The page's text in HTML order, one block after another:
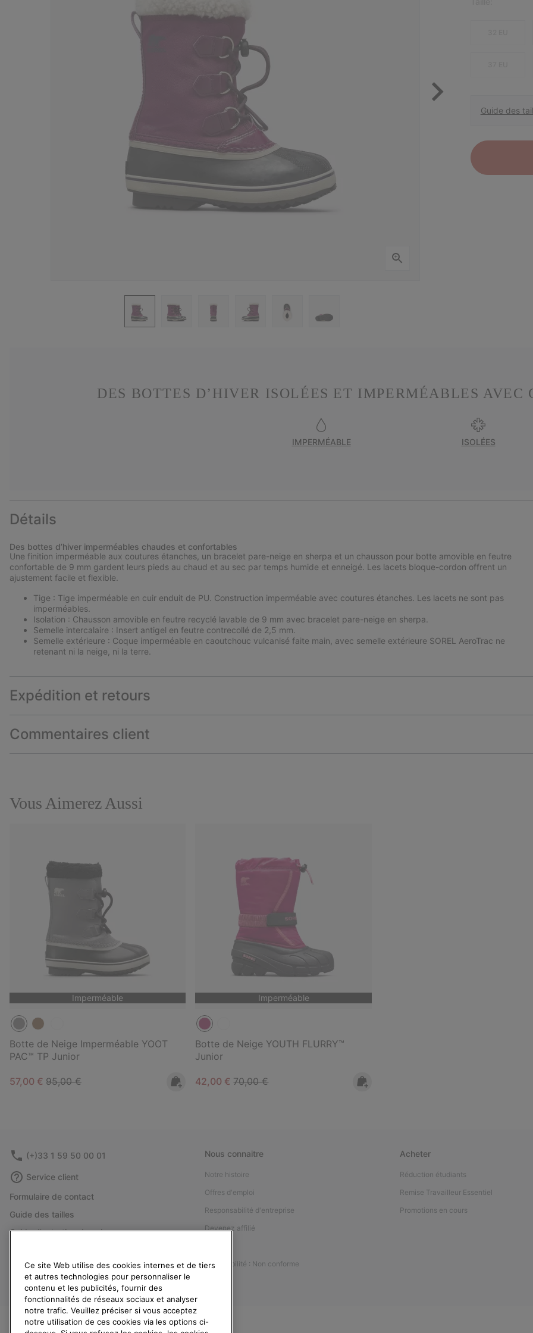
Guide des
DES BOTTES D’HIVER ISOLÉES ET IMPERMÉABLES AVEC
IMPERMÉABLE ISOLÉES
Détails
Des bottes d’hiver imperméables chaudes et confortables
Une finition imperméable aux coutures étanches, un bracelet pare-neige en sherpa et un chausson pour botte amovible en feutre
confortable de 9 mm gardent leurs pieds au chaud et au sec par temps humide et enneigé. Les lacets bloque-cordon offrent un
ajustement facile et flexible.
Tige : Tige imperméable en cuir enduit de PU. Construction imperméable avec coutures étanches. Les lacets ne sont pas
imperméables.
Isolation : Chausson amovible en feutre recyclé lavable de 9 mm avec bracelet pare-neige en sherpa.
Semelle intercalaire : Insert antigel en feutre contrecollé de 2,5 mm.
Semelle extérieure : Coque imperméable en caoutchouc vulcanisé faite main, avec semelle extérieure SOREL AeroTrac ne
retenant ni la neige, ni la terre.
Expédition et retours
Commentaires client
Vous Aimerez Aussi
Imperméable
Botte de Neige Imperméable YOOT
PAC™ TP Junior
Sale price:
57,00 € Regular price:
95,00 €
Imperméable
Botte de Neige YOUTH FLURRY™
Junior
Sale price:
42,00 €Regular price:
70,00 €
(+)33 1 59 50 00 01
Service client
Formulaire de contact
Guide des tailles
Guide d'entretien des chaussures
Rétractation
Statut de la commande
Livraison
Paiement
Nous connaitre
Notre histoire
Offres d'emploi
Responsabilité d'entreprise
Devenez affilié
Accessibilité : Non conforme
Acheter
Réduction étudiants
Remise Travailleur Essentiel
Promotions en cours
Ce site Web utilise des cookies internes et de tiers
et autres technologies pour personnaliser le
contenu et les publicités, fournir des
fonctionnalités de réseaux sociaux et analyser
notre trafic. Veuillez préciser si vous acceptez
notre utilisation de ces cookies via les options ci-